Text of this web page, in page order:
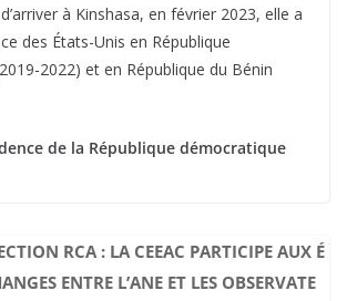
à Kinshasa, en février 2023, elle a
des États-Unis en République
2022) et en République du Bénin
de la République démocratique
RCA : LA CEEAC PARTICIPE AUX É
ENTRE L’ANE ET LES OBSERVATE